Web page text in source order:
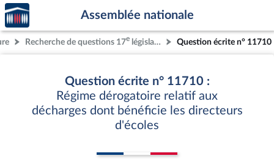
Aller au contenu
Aller en bas de la page
Accèder
à la
page
d'accueil
Assemblée nationale
Recherche de questions 17e législature Question écrite n° 11710
Question écrite n° 11710 :
Régime dérogatoire relatif aux
décharges dont bénéficie les directeurs
d'écoles